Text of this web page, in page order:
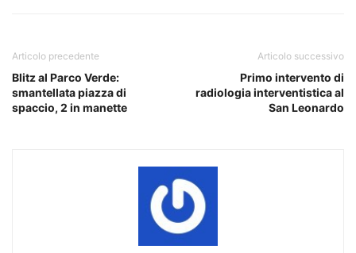
Articolo precedente
Blitz al Parco Verde:
smantellata piazza di
spaccio, 2 in manette
Articolo successivo
Primo intervento di
radiologia interventistica al
San Leonardo